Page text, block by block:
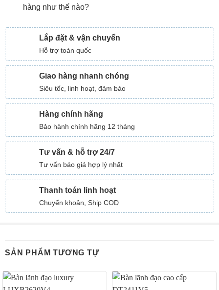
hàng như thế nào?
Lắp đặt & vận chuyển
Hỗ trợ toàn quốc
Giao hàng nhanh chóng
Siêu tốc, linh hoạt, đảm bảo
Hàng chính hãng
Bảo hành chính hãng 12 tháng
Tư vấn & hỗ trợ 24/7
Tư vấn báo giá hợp lý nhất
Thanh toán linh hoạt
Chuyển khoản, Ship COD
SẢN PHẨM TƯƠNG TỰ